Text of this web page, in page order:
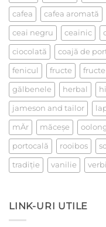
cafea cafea aromată
ceai negru ceainic
ciocolată coajă de
fenicul fructe
gălbenele herbal
jameson and tailor
mÄr măceşe
portocală rooibos
tradiţie vanilie
LINK-URI UTILE